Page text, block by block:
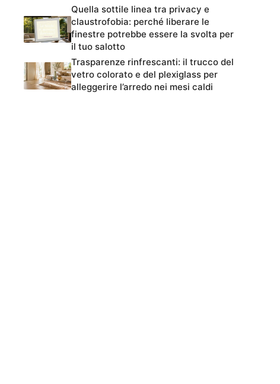
Quella sottile linea tra privacy e
claustrofobia: perché liberare le
finestre potrebbe essere la svolta per
il tuo salotto
Trasparenze rinfrescanti: il trucco del
vetro colorato e del plexiglass per
alleggerire l’arredo nei mesi caldi